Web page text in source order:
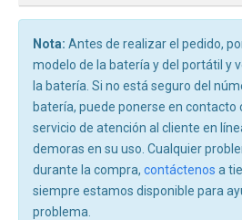
Nota: Antes de realizar el pedido,
modelo de la batería y del portátil y
la batería. Si no está seguro del
batería, puede ponerse en contacto
servicio de atención al cliente en
demoras en su uso. Cualquier
durante la compra, contáctenos a
siempre estamos disponible para
problema.